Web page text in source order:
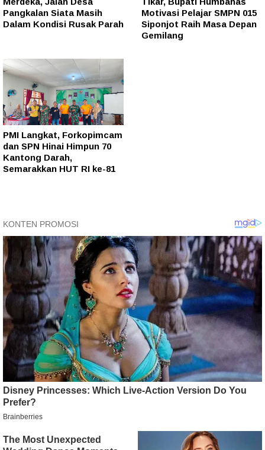
Pangkalan Siata Masih
Dalam Kondisi Rusak Parah
Motivasi Pelajar SMPN 015
Siponjot Raih Masa Depan
Gemilang
PMI Langkat, Forkopimcam
dan SPN Hinai Himpun 70
Kantong Darah,
Semarakkan HUT RI ke-81